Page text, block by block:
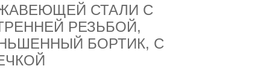
СТАЛИ С
РЕЗЬБОЙ,
БОРТИК, С